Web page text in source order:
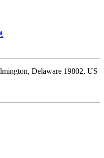
Delaware 19802, US